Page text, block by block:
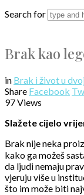
Search for
Brak kao
in Brak i život u
Share Facebook
97 Views
Slažete cijelo
Brak nije neka
kako ga možeš
da ljudi nemaju
vjeruju više u
što im može biti